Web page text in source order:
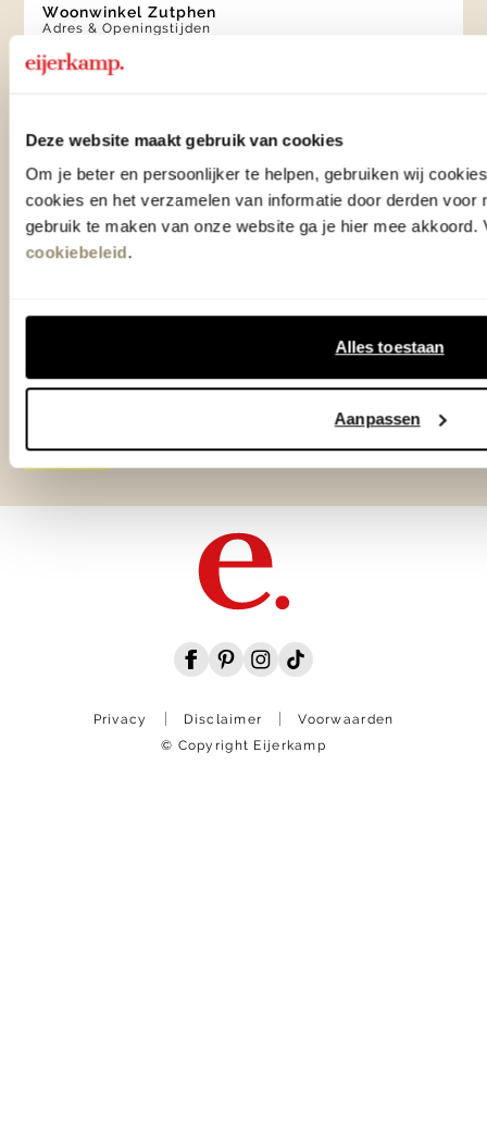
Deze website maakt gebruik van cookies
Om je beter en persoonlijker te helpen, gebruiken wij
cookies en het verzamelen van informatie door derden voor
gebruik te maken van onze website ga je hier mee akkoord.
cookiebeleid.
Alles toestaan
Aanpassen
Woonwinkel Zutphen
Adres & Openingstijden
Woonwinkel Veenendaal
Outlet Zutphen
Adres & Openingstijden
Klantenservice
Over Eijerkamp
TrustScore4.7
Privacy Disclaimer
Voorwaarden
© Copyright Eijerkamp